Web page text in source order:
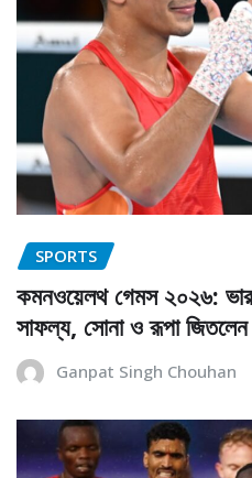
SPORTS
কমনওয়েলথ গেমস ২০২৬:
সাফল্য, সোনা ও রূপা জিতলেন
Ganpat Singh Chouhan